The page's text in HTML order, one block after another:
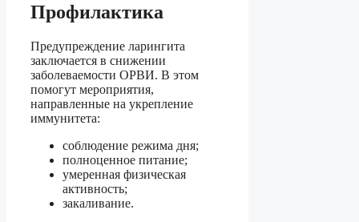
Профилактика
Предупреждение ларингита
заключается в снижении
заболеваемости ОРВИ. В этом
помогут мероприятия,
направленные на укрепление
иммунитета:
соблюдение режима дня;
полноценное питание;
умеренная физическая
активность;
закаливание.